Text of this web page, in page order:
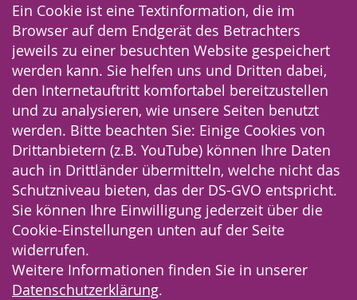
Ein Cookie ist eine Textinformation, die im
Browser auf dem Endgerät des Betrachters
jeweils zu einer besuchten Website gespeichert
werden kann. Sie helfen uns und Dritten dabei,
den Internetauftritt komfortabel bereitzustellen
und zu analysieren, wie unsere Seiten benutzt
werden. Bitte beachten Sie: Einige Cookies von
Drittanbietern (z.B. YouTube) können Ihre Daten
auch in Drittländer übermitteln, welche nicht das
Schutzniveau bieten, das der DS-GVO entspricht.
Sie können Ihre Einwilligung jederzeit über die
Cookie-Einstellungen unten auf der Seite
widerrufen.
Weitere Informationen finden Sie in unserer
Datenschutzerklärung.